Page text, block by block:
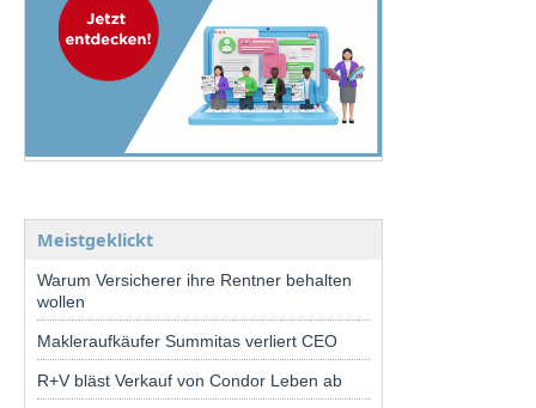
Meistgeklickt
Warum Versicherer ihre Rentner behalten
wollen
Makleraufkäufer Summitas verliert CEO
R+V bläst Verkauf von Condor Leben ab